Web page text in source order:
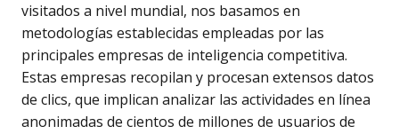
visitados a nivel mundial, nos basamos en
metodologías establecidas empleadas por las
principales empresas de inteligencia competitiva.
Estas empresas recopilan y procesan extensos datos
de clics, que implican analizar las actividades en línea
anonimadas de cientos de millones de usuarios de